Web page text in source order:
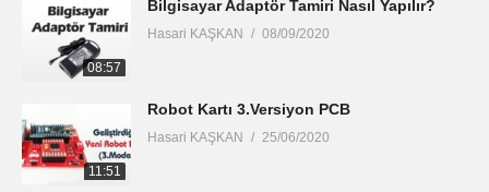
08:57
Bilgisayar Adaptör Tamiri Nasıl Yapılır?
Hasari KAŞKAN 08/09/2020
11:51
Robot Kartı 3.Versiyon PCB
Hasari KAŞKAN 25/06/2020